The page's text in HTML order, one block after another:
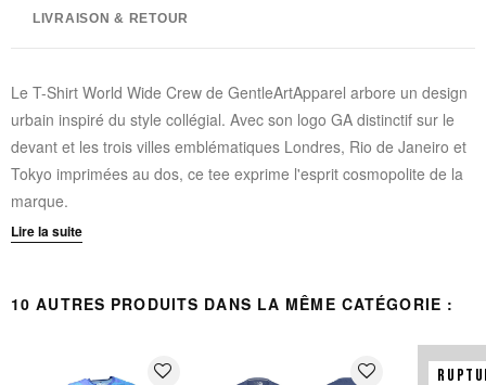
LIVRAISON & RETOUR
Le T-Shirt World Wide Crew de GentleArtApparel arbore un design
urbain inspiré du style collégial. Avec son logo GA distinctif sur le
devant et les trois villes emblématiques Londres, Rio de Janeiro et
Tokyo imprimées au dos, ce tee exprime l'esprit cosmopolite de la
marque.
Base jaune sunrise avec lettrage rouge
100% coton haute qualité
Design arrière : Londres, Rio De Janeiro & Tokyo
Lire la suite
10 AUTRES PRODUITS DANS LA MÊME CATÉGORIE :
favorite_border favorite_border